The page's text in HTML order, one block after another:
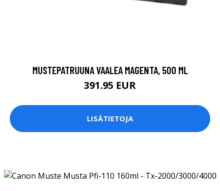
MUSTEPATRUUNA VAALEA MAGENTA, 500 ML
391.95 EUR
LISÄTIETOJA